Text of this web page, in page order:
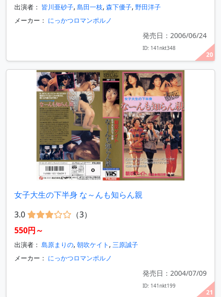
20
出演者： 皆川亜砂子, 島田一枝, 森下優子, 野田洋子
メーカー： にっかつロマンポルノ
発売日：2006/06/24
ID: 141nkt348
21
女子大生の下半身 な～んも知らん親
3.0
（3）
550円～
出演者： 島原まりの, 朝吹ケイト , 三原誠子
メーカー： にっかつロマンポルノ
発売日：2004/07/09
ID: 141nkt199